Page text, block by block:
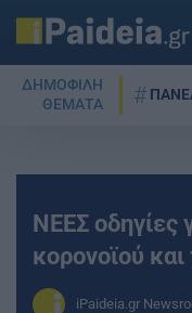
ΔΗΜΟΦΙΛΗ
ΘΕΜΑΤΑ
ΝΕΕΣ οδηγίες
κορονοϊού και
iPaideia.gr